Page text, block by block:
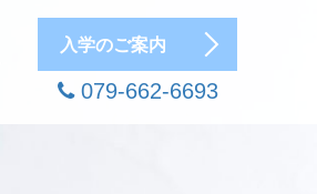
入学のご案内
079-662-6693